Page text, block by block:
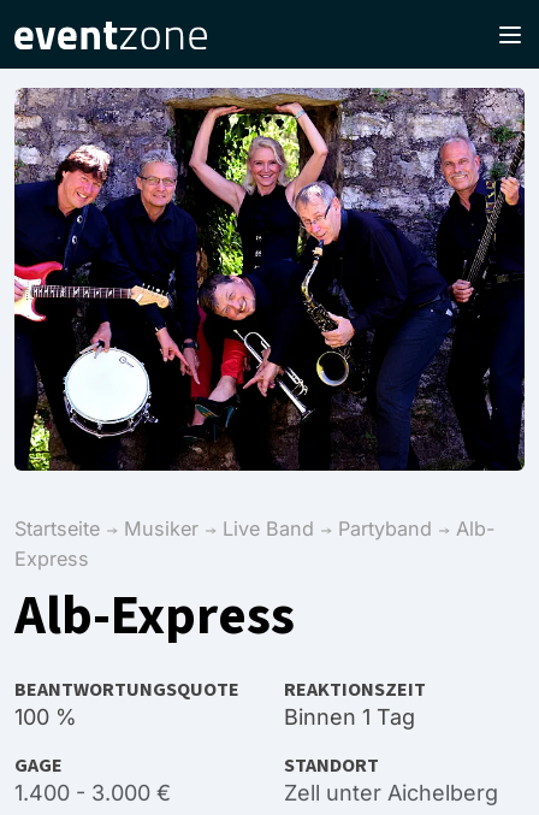
Startseite Musiker Live Band Partyband
Alb-
Express
Alb-Express
BEANTWORTUNGSQUOTE
100 %
REAKTIONSZEIT
Binnen 1 Tag
GAGE
1.400 - 3.000 €
STANDORT
Zell unter Aichelberg